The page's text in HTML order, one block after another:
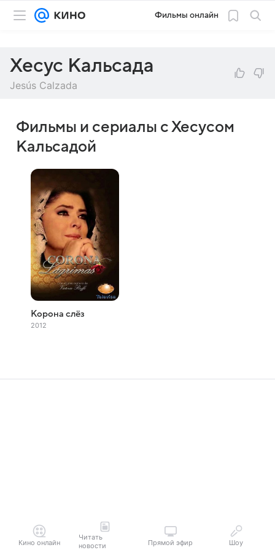
Фильмы онлайн
Хесус Кальсада
Jesús Calzada
Фильмы и сериалы с Хесусом
Кальсадой
Корона слёз
2012
Кино онлайн
Читать
новости
Прямой эфир Шоу